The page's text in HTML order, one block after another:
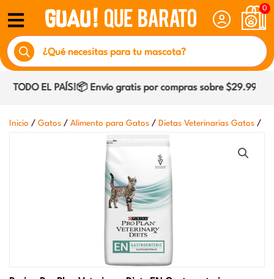
contenido
0
Búsqueda
de
productos
TODO EL PAÍS!📦 Envío gratis por compras sobre $29.990
Inicio / Gatos / Alimento para Gatos / Dietas Veterinarias Gatos /